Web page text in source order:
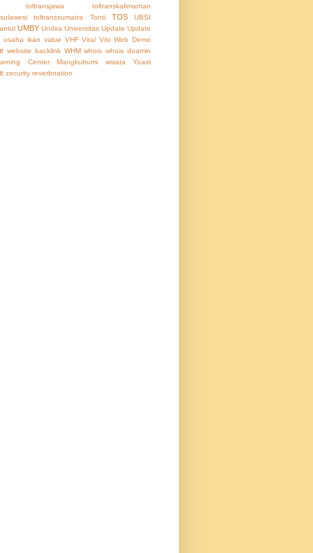
toltransjawa
toltranskalimantan
toltranssumatra Tonti TOS
UBSI
UMBY Undira Universitas Update Update
usaha ikan value VHF Viral Visi Web Demo
website backlink WHM whois whois doamin
Center Mangkubumi
wsiata Yoast
zecurity reverbnation